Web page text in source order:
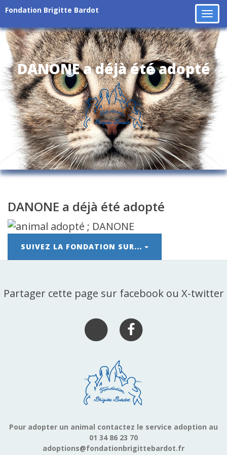
Fondation Brigitte Bardot
DANONE a déjà été adopté
DANONE a déjà été adopté
SUIVEZ LA FONDATION SUR...
Partager cette page sur facebook ou X-twitter
Pour adopter un animal contactez le service adoption au
01 34 86 23 70
adoptions@fondationbrigittebardot.fr